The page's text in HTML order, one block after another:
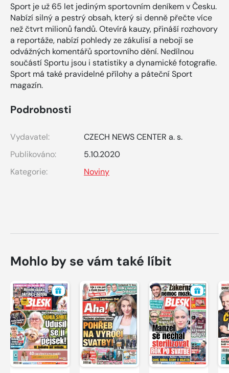
Sport je už 65 let jediným sportovním deníkem v Česku.
Nabízí silný a pestrý obsah, který si denně přečte více
než čtvrt milionů fandů. Otevírá kauzy, přináší rozhovory
a reportáže, nabízí pohledy ze zákulisí a nebojí se
odvážných komentářů sportovního dění. Nedílnou
součástí Sportu jsou i statistiky a dynamické fotografie.
Sport má také pravidelné přílohy a páteční Sport
magazín.
Podrobnosti
Vydavatel:
CZECH NEWS CENTER a. s.
Publikováno:
5.10.2020
Kategorie:
Noviny
Mohlo by se vám také líbit